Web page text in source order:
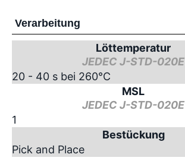
Verarbeitung
Löttemperatur
JEDEC J-STD-020E
20 - 40 s bei 260°C
MSL
JEDEC J-STD-020E
1
Bestückung
Pick and Place